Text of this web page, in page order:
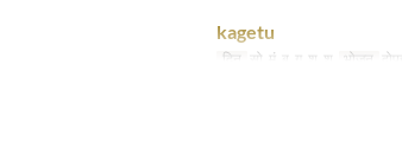
kagetu
दिन सो, मं, बु, गु, शु, श भोजन